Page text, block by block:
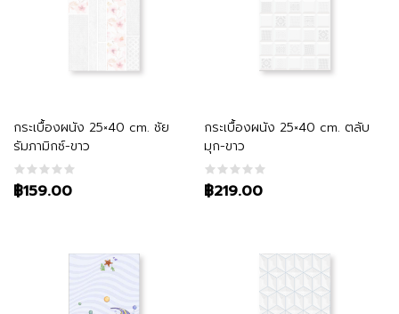
กระเบื้องผนัง 25×40 cm. ชัย
รัมภามิกซ์-ขาว
฿159.00
หยิบใส่ตะกร้า
กระเบื้องผนัง 25×40 cm. ตลับ
มุก-ขาว
฿219.00
หยิบใส่ตะกร้า